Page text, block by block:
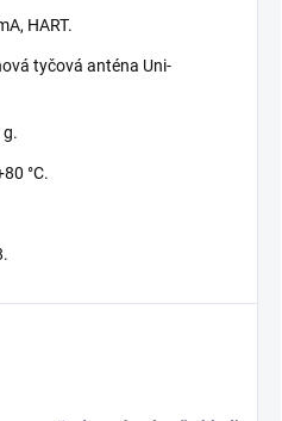
HART.
tyčová anténa Uni-
g.
°C.